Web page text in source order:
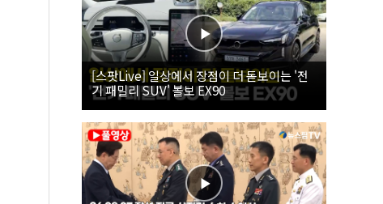
[스팟Live] 일상에서 장점이 더 돋보이는 '전
기 패밀리 SUV' 볼보 EX90